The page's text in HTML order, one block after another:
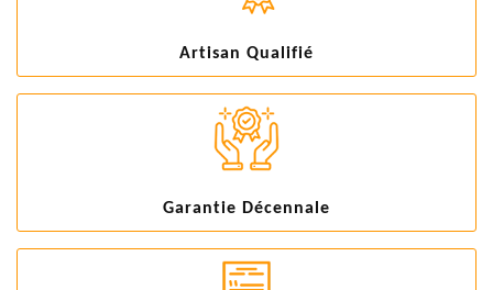
Artisan Qualifié
Garantie Décennale